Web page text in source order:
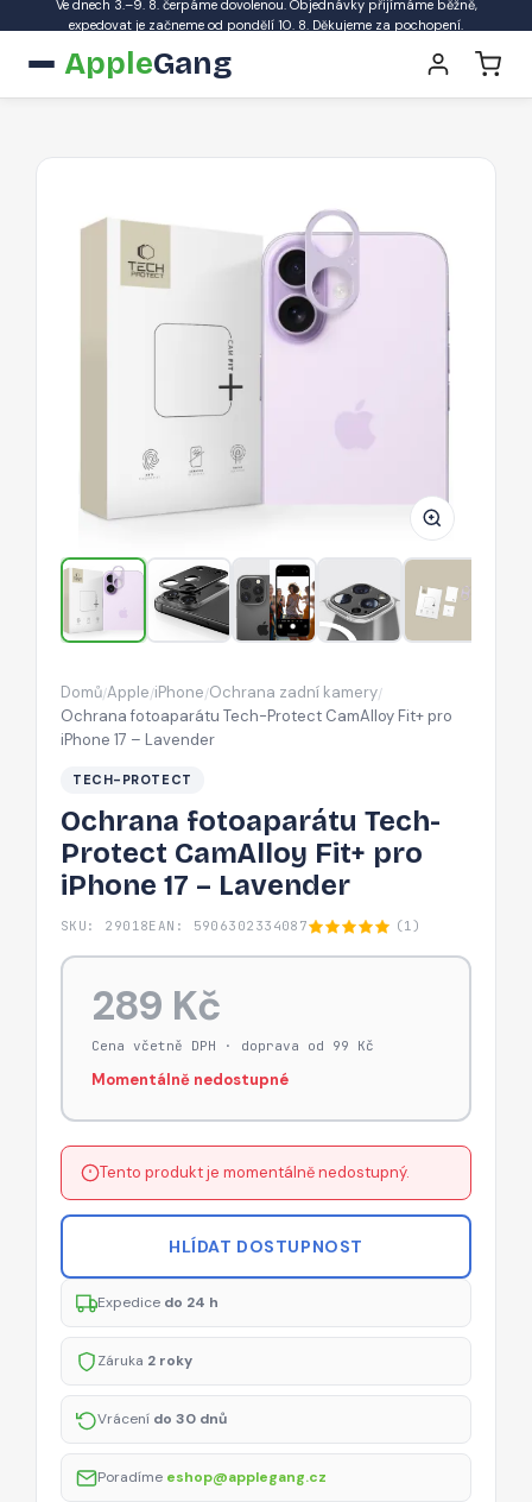
Ve dnech 3.–9. 8. čerpáme dovolenou. Objednávky přijímáme běžně,
expedovat je začneme od pondělí 10. 8. Děkujeme za pochopení.
AppleGang
CamAlloy
pro
iPhone
17
–
Domů/Apple/iPhone/Ochrana zadní kamery/
Ochrana fotoaparátu Tech-Protect CamAlloy Fit+ pro
iPhone 17 – Lavender
TECH-PROTECT
Ochrana fotoaparátu Tech-
Protect CamAlloy Fit+ pro
iPhone 17 – Lavender
SKU: 29018EAN: 5906302334087 (1)
289 Kč
Cena včetně DPH · doprava od 99 Kč
Momentálně nedostupné
Tento produkt je momentálně nedostupný.
HLÍDAT DOSTUPNOST
Expedice do 24 h
Záruka 2 roky
Vrácení do 30 dnů
Poradíme eshop@applegang.cz